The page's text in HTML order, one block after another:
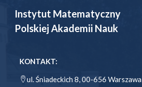
Instytut Matematyczny
Polskiej Akademii Nauk
KONTAKT:
ul. Śniadeckich 8, 00-656 Warszawa